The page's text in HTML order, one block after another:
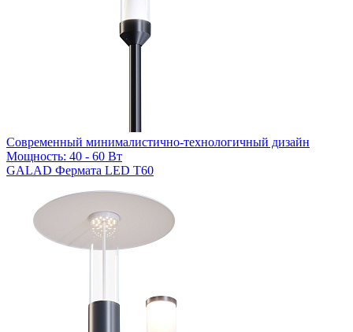
Современный минималистично-технологичный дизайн
Мощность: 40 - 60 Вт
GALAD Фермата LED Т60